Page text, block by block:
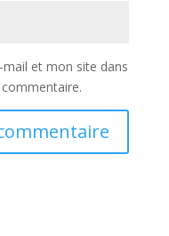
et mon site dans